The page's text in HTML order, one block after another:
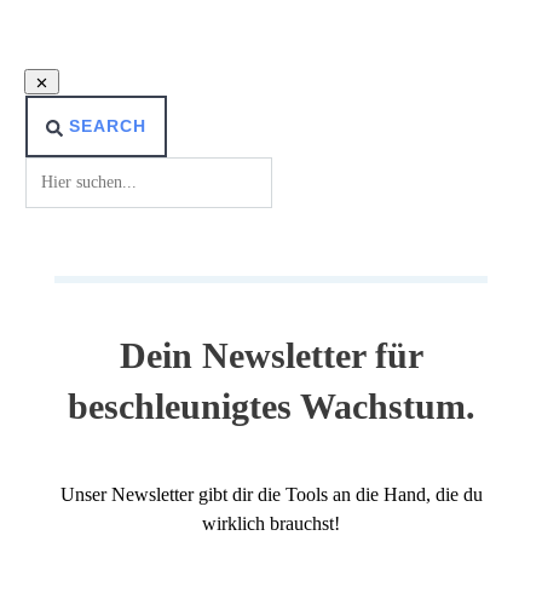
SEARCH
Dein Newsletter für
beschleunigtes Wachstum.
Unser Newsletter gibt dir die Tools an die Hand, die du
wirklich brauchst!